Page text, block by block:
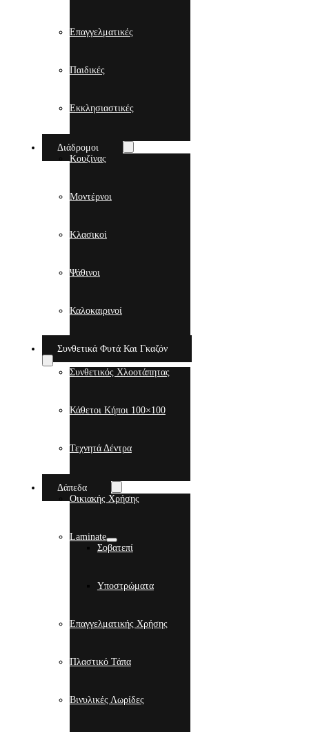
Επαγγελματικές
Παιδικές
Εκκλησιαστικές
Διάδρομοι
Κουζίνας
Μοντέρνοι
Κλασικοί
Ψάθινοι
Καλοκαιρινοί
Συνθετικά Φυτά Και Γκαζόν
Συνθετικός Χλοοτάπητας
Κάθετοι Κήποι 100×100
Τεχνητά Δέντρα
Δάπεδα
Οικιακής Χρήσης
Laminate
Σοβατεπί
Υποστρώματα
Επαγγελματικής Χρήσης
Πλαστικό Τάπα
Βινυλικές Λωρίδες